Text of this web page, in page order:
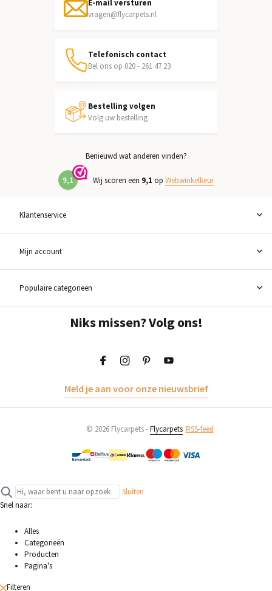
E-mail versturen
vragen@flycarpets.nl
Telefonisch contact
Bel ons op 020 - 261 47 23
Bestelling volgen
Volg uw bestelling
Benieuwd wat anderen vinden?
9,1 Wij scoren een 9,1 op Webwinkelkeur
Klantenservice
Mijn account
Populaire categorieën
Niks missen? Volg ons!
Meld je aan voor onze nieuwsbrief
© 2026 Flycarpets -Flycarpets RSS-feed
Sluiten
Snel naar:
Alles
Categorieën
Producten
Pagina's
Filteren